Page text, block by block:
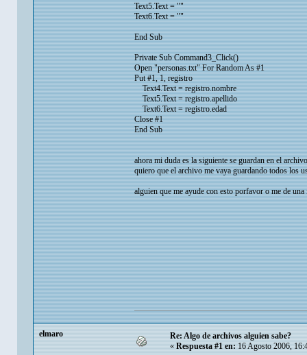
Text5.Text = ""
Text6.Text = ""
End Sub
Private Sub Command3_Click()
Open "personas.txt" For Random As #1
Put #1, 1, registro
Text4.Text = registro.nombre
Text5.Text = registro.apellido
Text6.Text = registro.edad
Close #1
End Sub
ahora mi duda es la siguiente se guardan en el
quiero que el archivo me vaya guardando todos los
alguien que me ayude con esto porfavor o me de
elmaro
Re: Algo de archivos alguien sabe?
« Respuesta #1 en: 16 Agosto 2006,